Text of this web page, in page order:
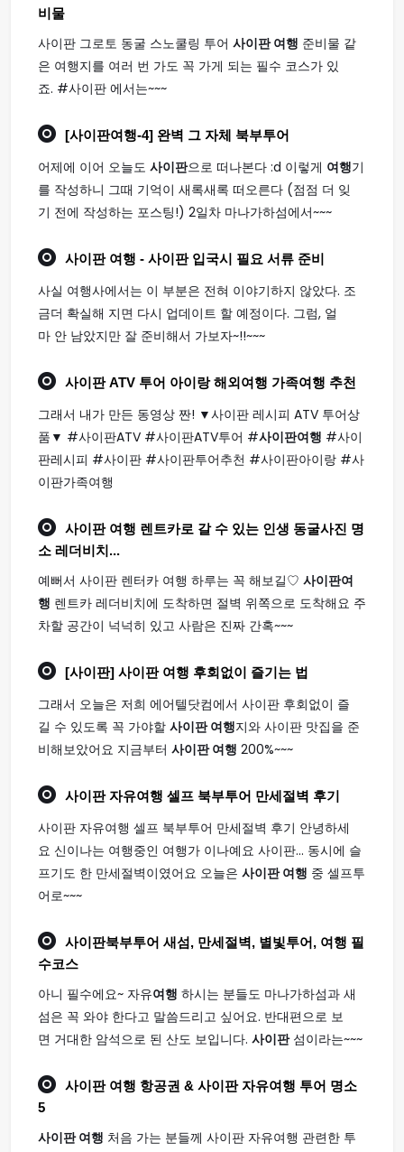
비물
사이판 그로토 동굴 스노쿨링 투어 사이판 여행 준비물 같
은 여행지를 여러 번 가도 꼭 가게 되는 필수 코스가 있
죠. #사이판 에서는~~~
[사이판여행-4] 완벽 그 자체 북부투어
어제에 이어 오늘도 사이판으로 떠나본다 :d 이렇게 여행기
를 작성하니 그때 기억이 새록새록 떠오른다 (점점 더 잊
기 전에 작성하는 포스팅!) 2일차 마나가하섬에서~~~
사이판 여행 - 사이판 입국시 필요 서류 준비
사실 여행사에서는 이 부분은 전혀 이야기하지 않았다. 조
금더 확실해 지면 다시 업데이트 할 예정이다. 그럼, 얼
마 안 남았지만 잘 준비해서 가보자~!!~~~
사이판ATV 투어 아이랑 해외 여행 가족여행 추천
그래서 내가 만든 동영상 짠! ▼사이판 레시피 ATV 투어상
품▼ #사이판ATV #사이판ATV투어 #사이판여행 #사이
판레시피 #사이판 #사이판투어추천 #사이판아이랑 #사
이판가족여행
사이판 여행 렌트카로 갈 수 있는 인생 동굴사진 명
소 레더비치...
예뻐서 사이판 렌터카 여행 하루는 꼭 해보길♡ 사이판여
행 렌트카 레더비치에 도착하면 절벽 위쪽으로 도착해요 주
차할 공간이 넉넉히 있고 사람은 진짜 간혹~~~
[사이판] 사이판 여행 후회없이 즐기는 법
그래서 오늘은 저희 에어텔닷컴에서 사이판 후회없이 즐
길 수 있도록 꼭 가야할 사이판 여행지와 사이판 맛집을 준
비해보았어요 지금부터 사이판 여행 200%~~~
사이판자유여행 셀프 북부투어 만세절벽 후기
사이판 자유여행 셀프 북부투어 만세절벽 후기 안녕하세
요 신이나는 여행중인 여행가 이나예요 사이판... 동시에 슬
프기도 한 만세절벽이였어요 오늘은 사이판 여행 중 셀프투
어로~~~
사이판북부투어 새섬, 만세절벽, 별빛투어, 여행 필
수코스
아니 필수에요~ 자유여행 하시는 분들도 마나가하섬과 새
섬은 꼭 와야 한다고 말씀드리고 싶어요. 반대편으로 보
면 거대한 암석으로 된 산도 보입니다. 사이판섬이라는~~~
사이판 여행 항공권 & 사이판 자유여행 투어 명소
5
사이판 여행 처음 가는 분들께 사이판 자유여행 관련한 투